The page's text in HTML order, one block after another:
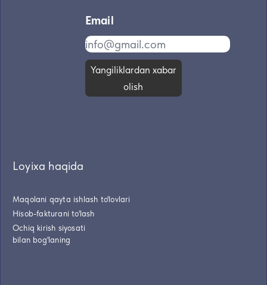
Email
Yangiliklardan xabar
olish
Loyixa haqida
Maqolani qayta ishlash to'lovlari
Hisob-fakturani to'lash
Ochiq kirish siyosati
bilan bog'laning